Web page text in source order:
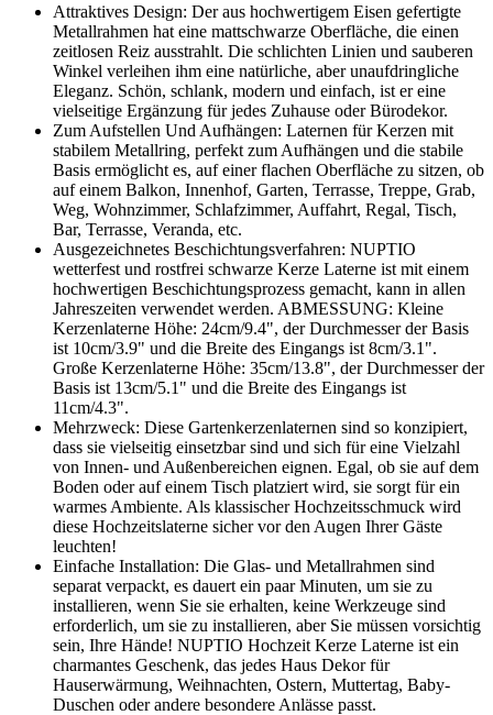
Attraktives Design: Der aus hochwertigem Eisen gefertigte
Metallrahmen hat eine mattschwarze Oberfläche, die einen
zeitlosen Reiz ausstrahlt. Die schlichten Linien und sauberen
Winkel verleihen ihm eine natürliche, aber unaufdringliche
Eleganz. Schön, schlank, modern und einfach, ist er eine
vielseitige Ergänzung für jedes Zuhause oder Bürodekor.
Zum Aufstellen Und Aufhängen: Laternen für Kerzen mit
stabilem Metallring, perfekt zum Aufhängen und die stabile
Basis ermöglicht es, auf einer flachen Oberfläche zu sitzen, ob
auf einem Balkon, Innenhof, Garten, Terrasse, Treppe, Grab,
Weg, Wohnzimmer, Schlafzimmer, Auffahrt, Regal, Tisch,
Bar, Terrasse, Veranda, etc.
Ausgezeichnetes Beschichtungsverfahren: NUPTIO
wetterfest und rostfrei schwarze Kerze Laterne ist mit einem
hochwertigen Beschichtungsprozess gemacht, kann in allen
Jahreszeiten verwendet werden. ABMESSUNG: Kleine
Kerzenlaterne Höhe: 24cm/9.4", der Durchmesser der Basis
ist 10cm/3.9" und die Breite des Eingangs ist 8cm/3.1".
Große Kerzenlaterne Höhe: 35cm/13.8", der Durchmesser der
Basis ist 13cm/5.1" und die Breite des Eingangs ist
11cm/4.3".
Mehrzweck: Diese Gartenkerzenlaternen sind so konzipiert,
dass sie vielseitig einsetzbar sind und sich für eine Vielzahl
von Innen- und Außenbereichen eignen. Egal, ob sie auf dem
Boden oder auf einem Tisch platziert wird, sie sorgt für ein
warmes Ambiente. Als klassischer Hochzeitsschmuck wird
diese Hochzeitslaterne sicher vor den Augen Ihrer Gäste
leuchten!
Einfache Installation: Die Glas- und Metallrahmen sind
separat verpackt, es dauert ein paar Minuten, um sie zu
installieren, wenn Sie sie erhalten, keine Werkzeuge sind
erforderlich, um sie zu installieren, aber Sie müssen vorsichtig
sein, Ihre Hände! NUPTIO Hochzeit Kerze Laterne ist ein
charmantes Geschenk, das jedes Haus Dekor für
Hauserwärmung, Weihnachten, Ostern, Muttertag, Baby-
Duschen oder andere besondere Anlässe passt.